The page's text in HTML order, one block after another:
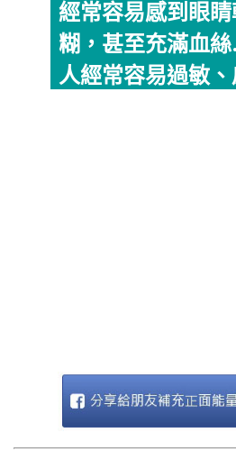
經常容易感到眼
糊，甚至充滿血
人經常容易過敏